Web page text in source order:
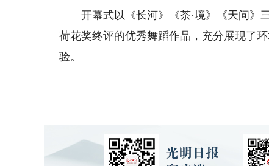
开幕式以《长河》《茶·境》《天问》
荷花奖终评的优秀舞蹈作品，充分展现了
验。